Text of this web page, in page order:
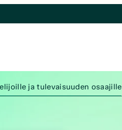
ja tulevaisuuden osaajille